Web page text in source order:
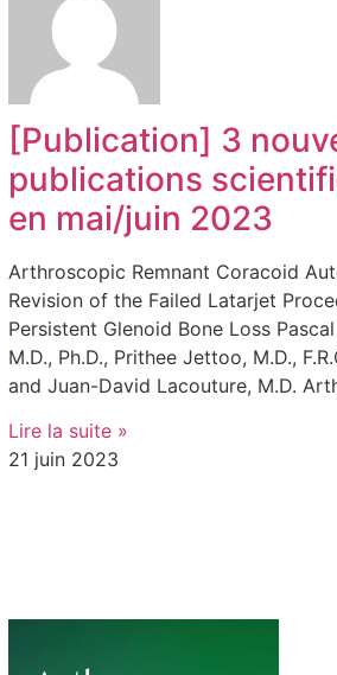
[Publication] 3
publications
en mai/juin 2023
Arthroscopic Remnant Coracoid
Revision of the Failed Latarjet
Persistent Glenoid Bone Loss
M.D., Ph.D., Prithee Jettoo, M.D.,
and Juan-David Lacouture, M.D.
Lire la suite »
21 juin 2023